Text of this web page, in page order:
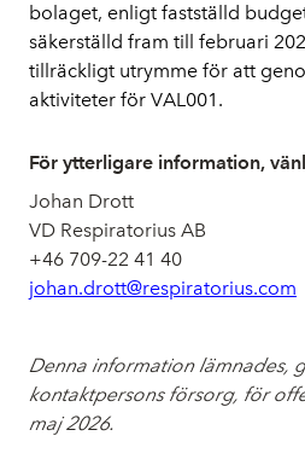
bolaget, enligt fastställd
säkerställd fram till februari
tillräckligt utrymme för att
aktiviteter för VAL001.
För ytterligare information,
Johan Drott
VD Respiratorius AB
+46 709-22 41 40
johan.drott@respiratorius.com
Denna information lämnades,
kontaktpersons försorg, för
maj 2026.